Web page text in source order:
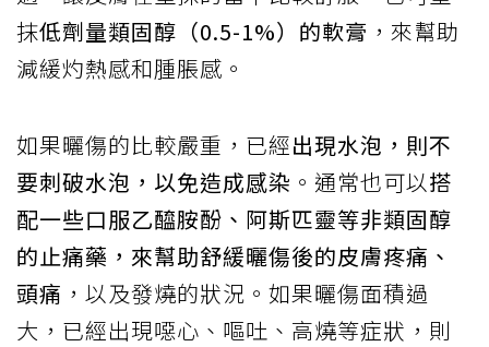
抹低劑量類固醇（0.5-1%）的軟膏 ，來幫助
減緩灼熱感和腫脹感。
如果曬傷的比較嚴重，已經出現水泡，則不
要刺破水泡，以免造成感染 。通常也可以搭
配一些口服乙醯胺酚、阿斯匹靈等非類固醇
的止痛藥，來幫助舒緩曬傷後的皮膚疼痛、
頭痛 ，以及發燒的狀況。如果曬傷面積過
大，已經出現噁心、嘔吐、高燒等症狀，則